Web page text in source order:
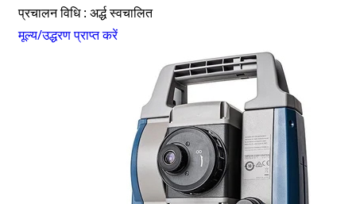
प्रचालन विधि : अर्द्ध स्वचालित
मूल्य/उद्धरण प्राप्त करें